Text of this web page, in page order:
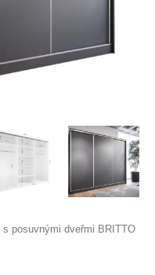
posuvnými dveřmi BRITTO